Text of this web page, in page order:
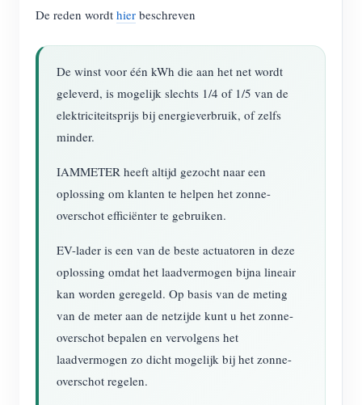
FAQ
IAMMETER-activiteiten
App Store
Site verkennen
De reden wordt hier beschreven
De winst voor één kWh die aan het net wordt
geleverd, is mogelijk slechts 1/4 of 1/5 van de
elektriciteitsprijs bij energieverbruik, of zelfs
minder.
IAMMETER heeft altijd gezocht naar een
oplossing om klanten te helpen het zonne-
overschot efficiënter te gebruiken.
EV-lader is een van de beste actuatoren in deze
oplossing omdat het laadvermogen bijna lineair
kan worden geregeld. Op basis van de meting
van de meter aan de netzijde kunt u het zonne-
overschot bepalen en vervolgens het
laadvermogen zo dicht mogelijk bij het zonne-
overschot regelen.